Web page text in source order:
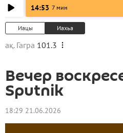
туристов
14:53 7 мин
Иацы Иахьа
ақ. Гагра 101.3
Вечер
Sputnik
18:29 21.06.2026